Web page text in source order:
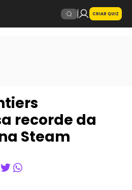
CRIAR QUIZ
recorde da
Steam